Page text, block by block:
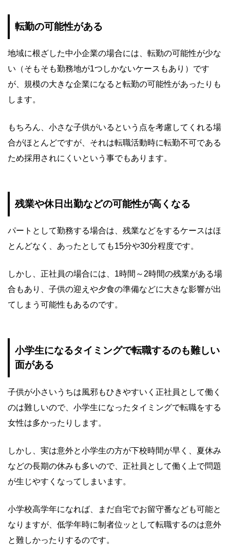
転勤の可能性がある
地域に根ざした中小企業の場合には、転勤の可能性が少な
い（そもそも勤務地が1つしかないケースもあり）です
が、規模の大きな企業になると転勤の可能性があったりも
します。
もちろん、小さな子供がいるという点を考慮してくれる場
合がほとんどですが、それは転職活動時に転勤不可である
ため採用されにくいという事でもあります。
残業や休日出勤などの可能性が高くなる
パートとして勤務する場合は、残業などをするケースはほ
とんどなく、あったとしても15分や30分程度です。
しかし、正社員の場合には、1時間～2時間の残業がある場
合もあり、子供の迎えや夕食の準備などに大きな影響が出
てしまう可能性もあるのです。
小学生になるタイミングで転職するのも難しい
面がある
子供が小さいうちは風邪もひきやすいく正社員として働く
のは難しいので、小学生になったタイミングで転職をする
女性は多かったりします。
しかし、実は意外と小学生の方が下校時間が早く、夏休み
などの長期の休みも多いので、正社員として働く上で問題
が生じやすくなってしまいます。
小学校高学年になれば、まだ自宅でお留守番なども可能と
なりますが、低学年時に制者位ッとして転職するのは意外
と難しかったりするのです。